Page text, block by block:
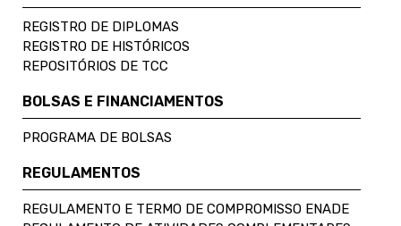
REGISTRO DE DIPLOMAS
REGISTRO DE HISTÓRICOS
REPOSITÓRIOS DE TCC
BOLSAS E FINANCIAMENTOS
PROGRAMA DE BOLSAS
REGULAMENTOS
REGULAMENTO E TERMO DE COMPROMISSO ENADE